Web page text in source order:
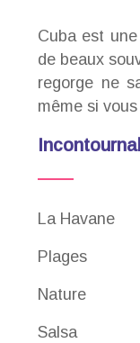
Cuba est
de beaux
regorge ne
même si
La Havane
Plages
Nature
Salsa